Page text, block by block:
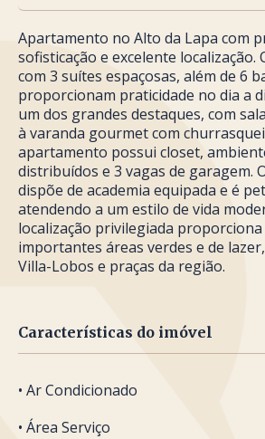
Apartamento no Alto da Lapa com
sofisticação e excelente localização.
com 3 suítes espaçosas, além de 6
proporcionam praticidade no dia a
um dos grandes destaques, com
à varanda gourmet com
apartamento possui closet,
distribuídos e 3 vagas de garagem.
dispõe de academia equipada e é
atendendo a um estilo de vida
localização privilegiada proporciona
importantes áreas verdes e de
Villa-Lobos e praças da região.
Características do imóvel
• Ar Condicionado
• Área Serviço